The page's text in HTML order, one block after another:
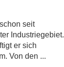
seit
Industriegebiet.
er sich
Von den ...